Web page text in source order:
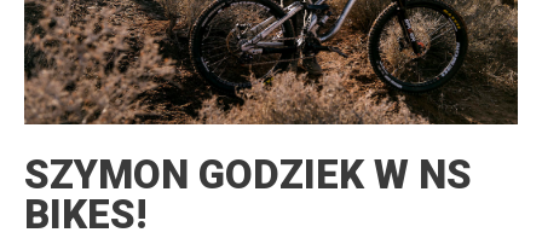
SZYMON GODZIEK W NS
BIKES!